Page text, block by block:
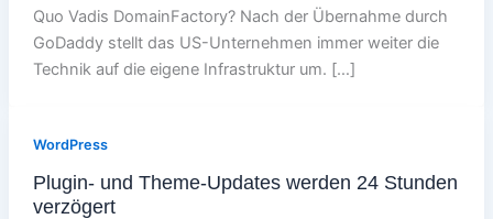
Quo Vadis DomainFactory? Nach der Übernahme durch
GoDaddy stellt das US-Unternehmen immer weiter die
Technik auf die eigene Infrastruktur um. […]
WordPress
Plugin- und Theme-Updates werden 24 Stunden
verzögert